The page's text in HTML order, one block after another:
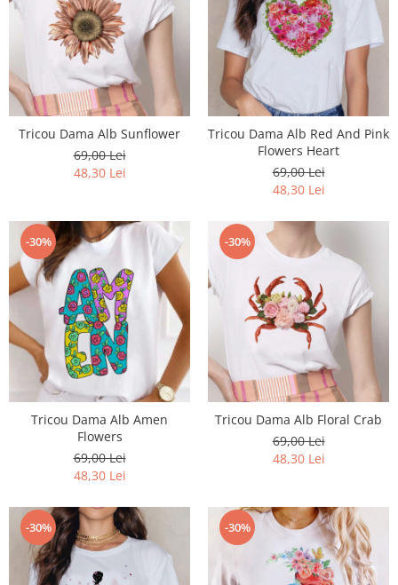
Tricou Dama Alb Sunflower
69,00 Lei
48,30 Lei
Tricou Dama Alb Red And Pink
Flowers Heart
69,00 Lei
48,30 Lei
-30%
Tricou Dama Alb Amen
Flowers
69,00 Lei
48,30 Lei
-30%
Tricou Dama Alb Floral Crab
69,00 Lei
48,30 Lei
-30% -30%